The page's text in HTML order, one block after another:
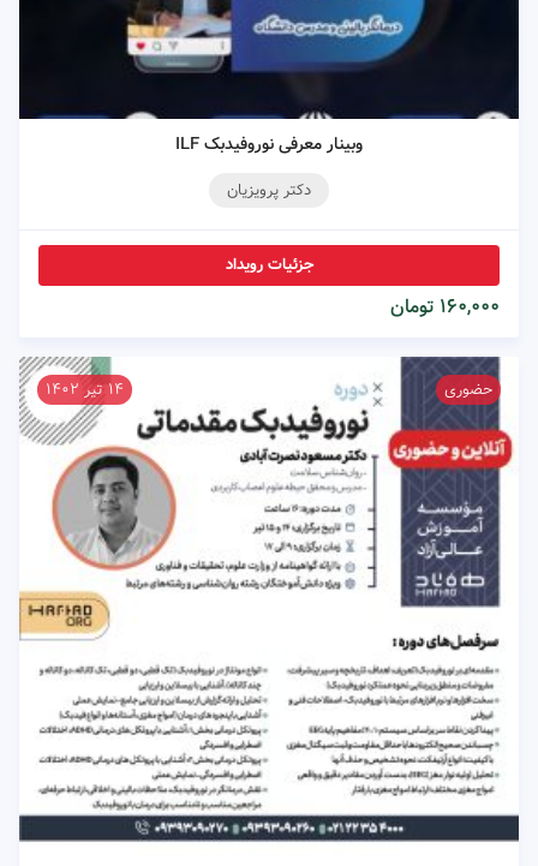
وبینار معرفی نوروفیدبک ILF
دکتر پرویزیان
جزئیات رویداد
۱۶۰,۰۰۰ تومان
۱۴ تیر ۱۴۰۲ حضوری